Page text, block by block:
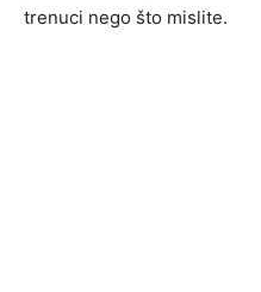
trenuci nego što mislite.